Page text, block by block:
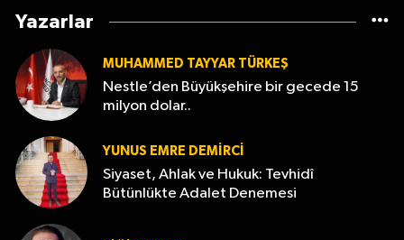
Yazarlar
MUHAMMED TAYYAR TÜRKEŞ
Nestle’den Büyükşehire bir gecede 15
milyon dolar..
YUNUS EMRE DEMIRCI
Siyaset, Ahlak ve Hukuk: Tevhidî
Bütünlükte Adalet Denemesi